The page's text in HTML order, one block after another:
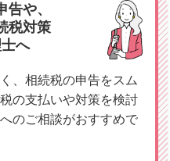
告や、
税対策
へ
、相続税の申告をスム
の支払いや対策を検討
のご相談がおすすめで